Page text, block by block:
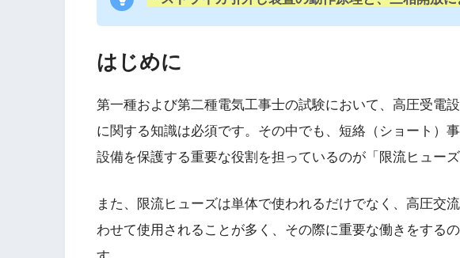
はじめに
第一種および第二種電気工事士の試験において、高圧受電
に関する知識は必須です。その中でも、短絡（ショート）
設備を保護する重要な役割を担っているのが「限流ヒューズ
また、限流ヒューズは単体で使われるだけでなく、高圧交
わせて使用されることが多く、その際に重要な働きをする